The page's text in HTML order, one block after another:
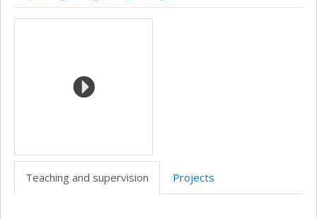
Page LinkedInCompteGoogleAutre
Media
Teaching and supervision Projects